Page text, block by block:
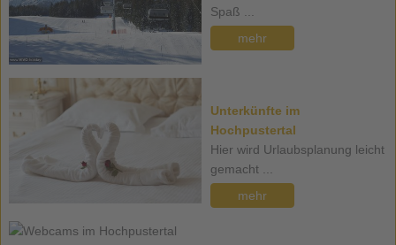
Spaß ...
mehr
Unterkünfte im
Hochpustertal
Hier wird Urlaubsplanung leicht
gemacht ...
mehr